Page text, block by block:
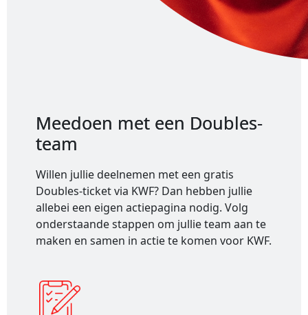
Meedoen met een Doubles-
team
Willen jullie deelnemen met een gratis
Doubles-ticket via KWF? Dan hebben jullie
allebei een eigen actiepagina nodig. Volg
onderstaande stappen om jullie team aan te
maken en samen in actie te komen voor KWF.